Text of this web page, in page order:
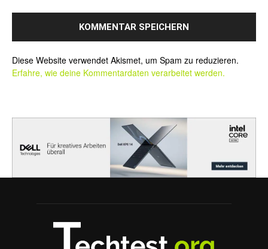
Diese Website verwendet Akismet, um Spam zu reduzieren.
Erfahre, wie deine Kommentardaten verarbeitet werden.